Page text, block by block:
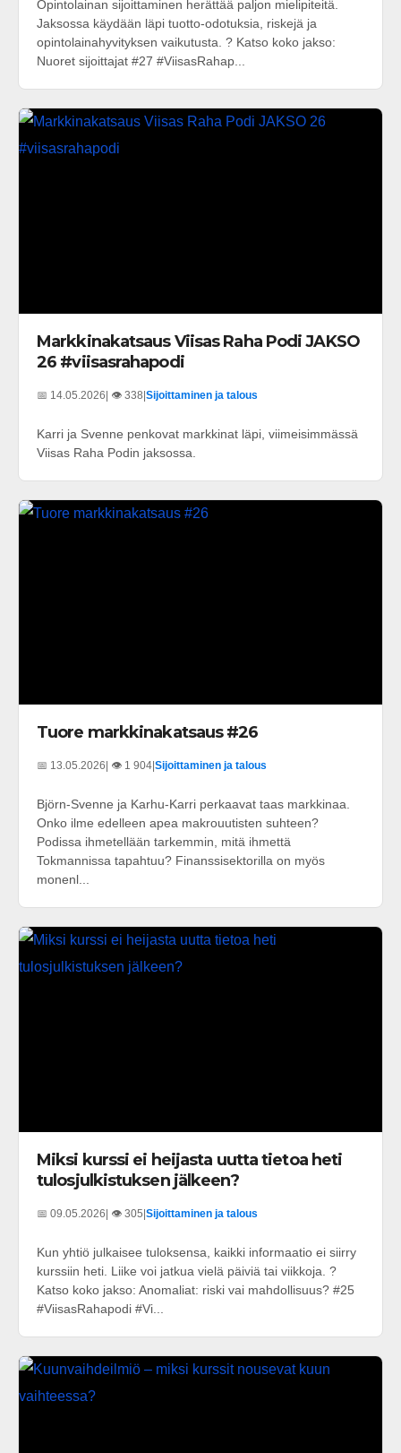
Opintolainan sijoittaminen herättää paljon mielipiteitä.
Jaksossa käydään läpi tuotto-odotuksia, riskejä ja
opintolainahyvityksen vaikutusta. ? Katso koko jakso:
Nuoret sijoittajat #27 #ViisasRahap...
Markkinakatsaus Viisas Raha Podi JAKSO
26 #viisasrahapodi
📅 14.05.2026| 👁️ 338|Sijoittaminen ja talous
Karri ja Svenne penkovat markkinat läpi, viimeisimmässä
Viisas Raha Podin jaksossa.
Tuore markkinakatsaus #26
📅 13.05.2026 | 👁️ 1 904 Sijoittaminen ja talous
Björn-Svenne ja Karhu-Karri perkaavat taas markkinaa.
Onko ilme edelleen apea makrouutisten suhteen?
Podissa ihmetellään tarkemmin, mitä ihmettä
Tokmannissa tapahtuu? Finanssisektorilla on myös
monenl...
Miksi kurssi ei heijasta uutta tietoa heti
tulosjulkistuksen jälkeen?
📅 09.05.2026| 👁️ 305|Sijoittaminen ja talous
Kun yhtiö julkaisee tuloksensa, kaikki informaatio ei siirry
kurssiin heti. Liike voi jatkua vielä päiviä tai viikkoja. ?
Katso koko jakso: Anomaliat: riski vai mahdollisuus? #25
#ViisasRahapodi #Vi...